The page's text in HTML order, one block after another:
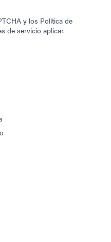
y los Política de
de servicio aplicar.